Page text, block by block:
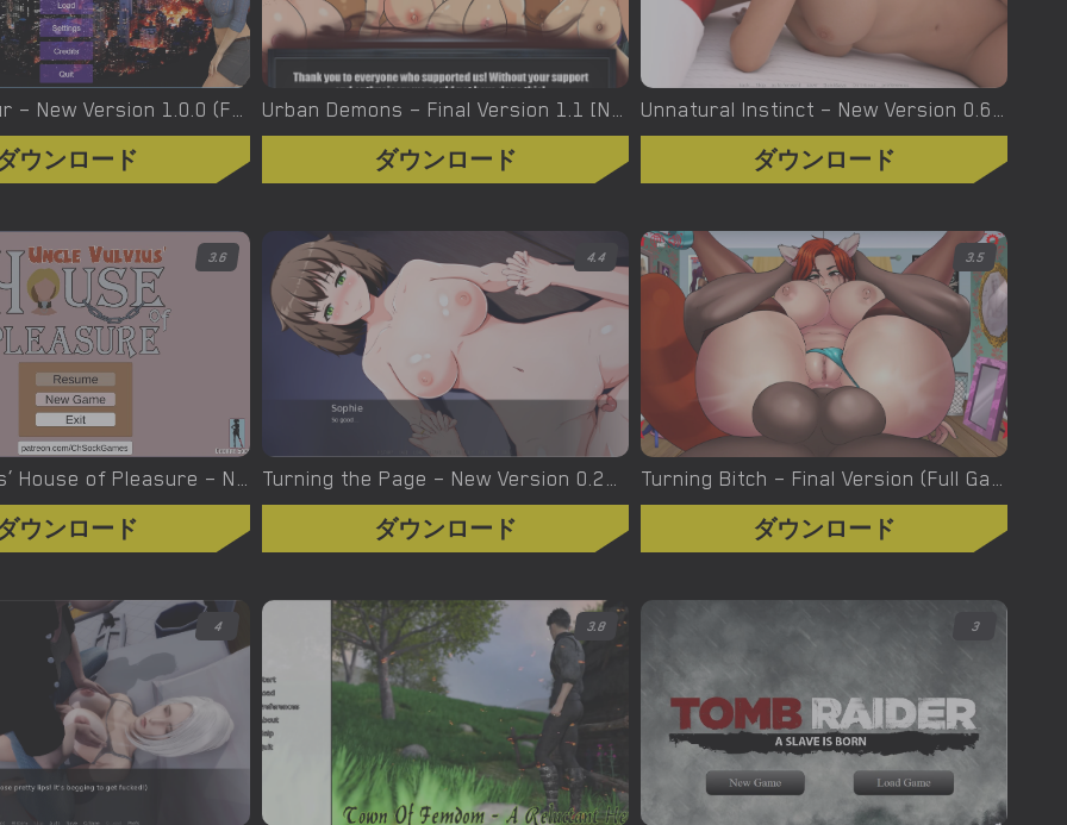
Urban Voyeur – New Version 1.0.0 (Full Game) [Cesar Games]
ウンロード
Urban Demons – Final Version 1.1 [Nergal]
ダウンロード
Unnatural Instinct – New Version 0.6 [Merizmare]
ダウンロード
3.6
Uncle Vulvius’ House of Pleasure – New Version 0.14.1 [CherrySock]
ウンロード
4.4
Turning the Page – New Version 0.20.1 [Azienda]
ダウンロード
3.5
Turning Bitch – Final Version (Full Game) [NowaJoestar]
ダウンロード
4 3.8 3